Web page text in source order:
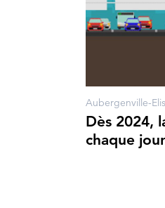
Dès 2024,
chaque